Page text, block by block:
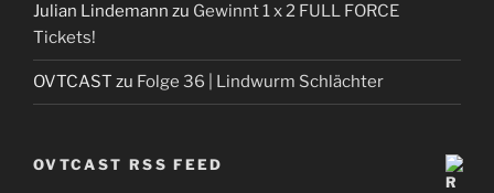
Julian Lindemann zu Gewinnt 1 x 2 FULL FORCE
Tickets!
OVTCAST zu Folge 36 | Lindwurm Schlächter
OVTCAST RSS FEED